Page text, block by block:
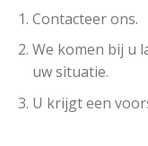
Contacteer ons.
We komen bij u
uw situatie.
U krijgt een